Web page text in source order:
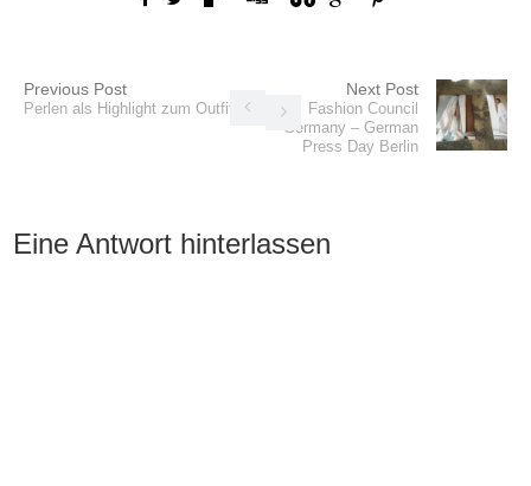
Previous Post
Perlen als Highlight zum Outfit
Next Post
Fashion Council
Germany – German
Press Day Berlin
Eine Antwort hinterlassen